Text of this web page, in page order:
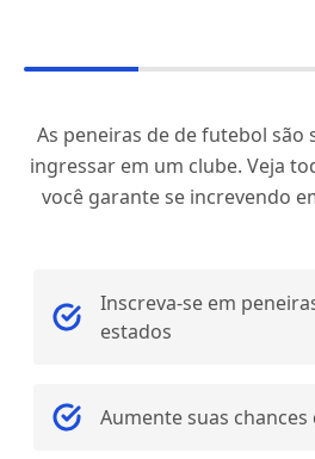
As peneiras de de futebol
ingressar em um clube. Veja
você garante se increvendo
Inscreva-se em
estados
Aumente suas